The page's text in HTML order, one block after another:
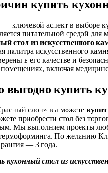
купить
— ключевой аспект в выборе
питательной средой
стол из искусственного
палитра искусственного
в его качестве и
включая
выгодно купить
слон» вы можете
приобрести стол без
Мы выполняем проекты
По желанию
— 3 года.
кухонный стол из